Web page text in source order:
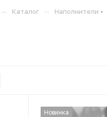
— Каталог — Наполнители
Новинка